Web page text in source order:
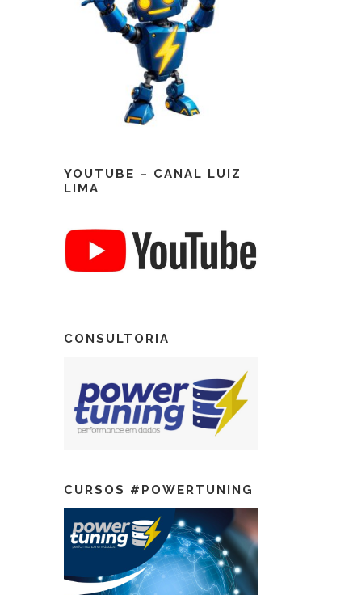
YOUTUBE – CANAL LUIZ
LIMA
CONSULTORIA
CURSOS #POWERTUNING